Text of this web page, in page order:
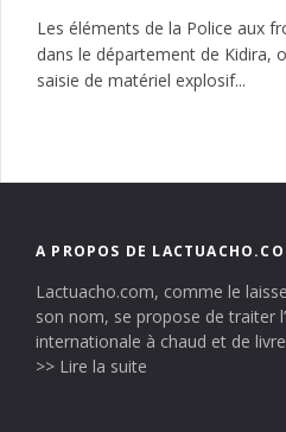
Les éléments de la Police aux
dans le département de Kidira,
saisie de matériel explosif...
A PROPOS DE
Lactuacho.com, comme le
son nom, se propose de traiter
internationale à chaud et de
>> Lire la suite